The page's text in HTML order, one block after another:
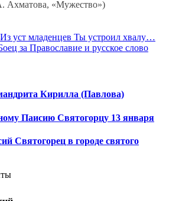
Ахматова, «Мужество»)
Из уст младенцев Ты устроил хвалу…
за Православие и русское слово
Кирилла (Павлова)
Паисию Святогорцу 13 января
Святогорец в городе святого